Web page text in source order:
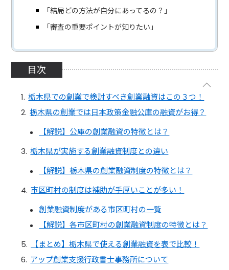
「結局どの方法が自分にあってるの？」
「審査の重要ポイントが知りたい」
目次
栃木県での創業で検討すべき創業融資はこの３つ！
栃木県の創業では日本政策金融公庫の融資がお得？
【解説】公庫の創業融資の特徴とは？
栃木県が実施する創業融資制度との違い
【解説】栃木県の創業融資制度の特徴とは？
市区町村の制度は補助が手厚いことが多い！
創業融資制度がある市区町村の一覧
【解説】各市区町村の創業融資制度の特徴とは？
【まとめ】栃木県で使える創業融資を表で比較！
アップ創業支援行政書士事務所について